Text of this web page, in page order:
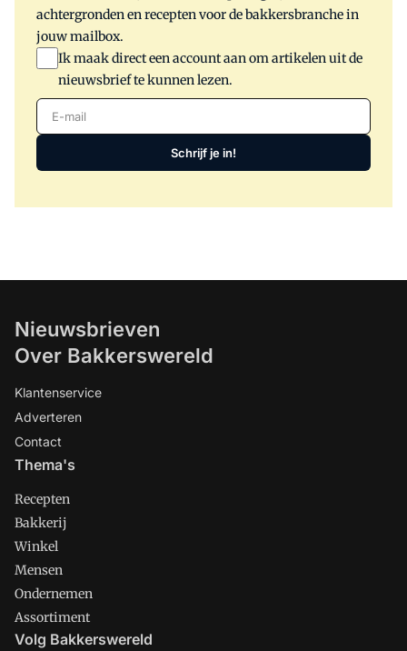
achtergronden en recepten voor de bakkersbranche in
jouw mailbox.
Ik maak direct een account aan om artikelen uit de
nieuwsbrief te kunnen lezen.
E-mail
Schrijf je in!
Nieuwsbrieven
Over Bakkerswereld
Klantenservice
Adverteren
Contact
Thema's
Recepten
Bakkerij
Winkel
Mensen
Ondernemen
Assortiment
Volg Bakkerswereld